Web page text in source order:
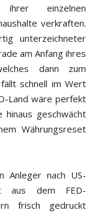
ihrer einzelnen
verkraften.
unterzeichneter
am Anfang ihres
dann zum
schnell im Wert
Land wäre perfekt
hinaus geschwächt
Währungsreset
Anleger nach US-
aus dem FED-
frisch gedruckt